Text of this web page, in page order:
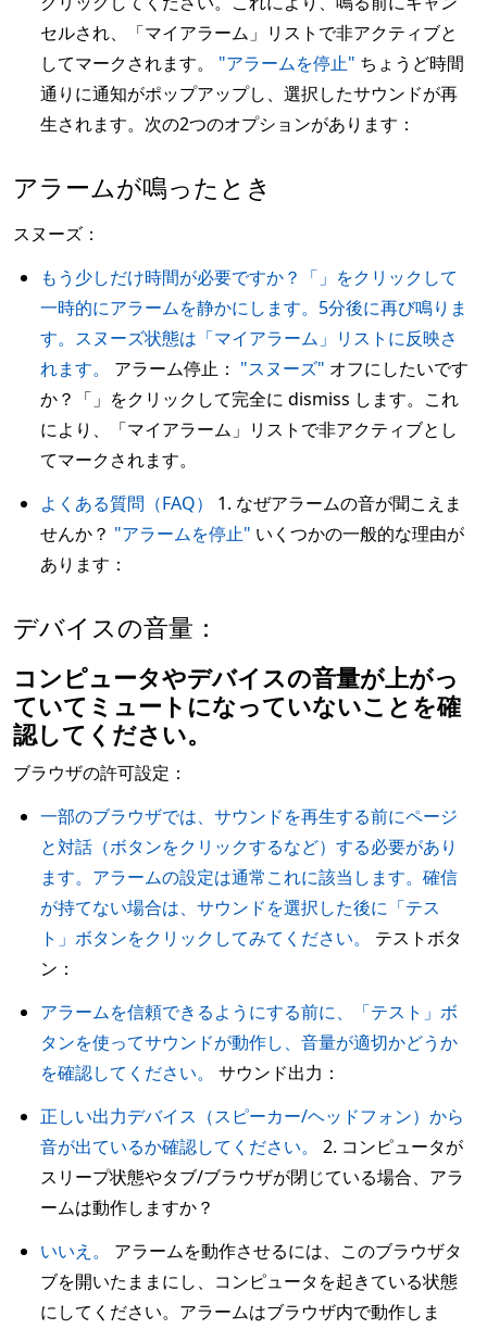
セルされ、「マイアラーム」リストで非アクティブと
してマークされます。 "アラームを停止" ちょうど時間
通りに通知がポップアップし、選択したサウンドが再
生されます。次の2つのオプションがあります：
アラームが鳴ったとき
スヌーズ：
もう少しだけ時間が必要ですか？「」をクリックして
一時的にアラームを静かにします。5分後に再び鳴りま
す。スヌーズ状態は「マイアラーム」リストに反映さ
れます。
アラーム停止： "スヌーズ" オフにしたいです
か？「」をクリックして完全に dismiss します。これ
により、「マイアラーム」リストで非アクティブとし
てマークされます。
よくある質問（FAQ）
1. なぜアラームの音が聞こえま
せんか？ "アラームを停止" いくつかの一般的な理由が
あります：
デバイスの音量：
コンピュータやデバイスの音量が上がっ
ていてミュートになっていないことを確
認してください。
ブラウザの許可設定：
一部のブラウザでは、サウンドを再生する前にページ
と対話（ボタンをクリックするなど）する必要があり
ます。アラームの設定は通常これに該当します。確信
が持てない場合は、サウンドを選択した後に「テス
ト」ボタンをクリックしてみてください。
テストボタ
ン：
アラームを信頼できるようにする前に、「テスト」ボ
タンを使ってサウンドが動作し、音量が適切かどうか
を確認してください。
サウンド出力：
正しい出力デバイス（スピーカー/ヘッドフォン）から
音が出ているか確認してください。
2. コンピュータが
スリープ状態やタブ/ブラウザが閉じている場合、アラ
ームは動作しますか？
いいえ。
アラームを動作させるには、このブラウザタ
ブを開いたままにし、コンピュータを起きている状態
にしてください。アラームはブラウザ内で動作しま